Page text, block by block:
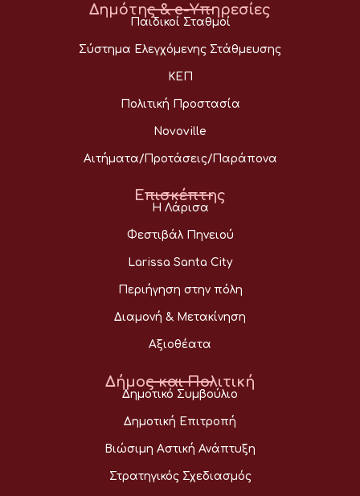
Δημότης & e-Υπηρεσίες
Παιδικοί Σταθμοί
Σύστημα Ελεγχόμενης Στάθμευσης
ΚΕΠ
Πολιτική Προστασία
Novoville
Αιτήματα/Προτάσεις/Παράπονα
Επισκέπτης
Η Λάρισα
Φεστιβάλ Πηνειού
Larissa Santa City
Περιήγηση στην πόλη
Διαμονή & Μετακίνηση
Αξιοθέατα
Δήμος και Πολιτική
Δημοτικό Συμβούλιο
Δημοτική Επιτροπή
Βιώσιμη Αστική Ανάπτυξη
Στρατηγικός Σχεδιασμός